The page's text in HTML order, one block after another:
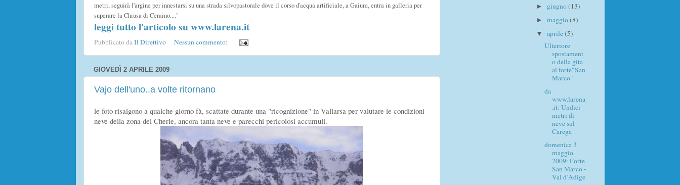
metri, seguirà l'argine per innestarsi su una strada silvopastorale dove il corso d'acqua artificiale, a Gaium, entra in galleria per
superare la Chiusa di Ceraino...."
leggi tutto l'articolo su www.larena.it
Pubblicato daIl Direttivo Nessun commento:
GIOVEDÌ 2 APRILE 2009
Vajo dell'uno..a volte ritornano
le foto risalgono a qualche giorno fà, scattate durante una "ricognizione" in Vallarsa per valutare le condizioni
neve della zona del Cherle, ancora tanta neve e parecchi pericolosi accumuli.
► giugno(13)
► maggio(8)
▼ aprile(5)
Ulteriore
spostament
o della gita
al forte"San
Marco"
da
www.larena
.it: Undici
metri di
neve sul
Carega
domenica 3
maggio
2009: Forte
San Marco -
Val d’Adige